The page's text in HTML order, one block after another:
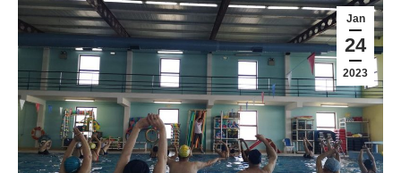
Jan
24
2023